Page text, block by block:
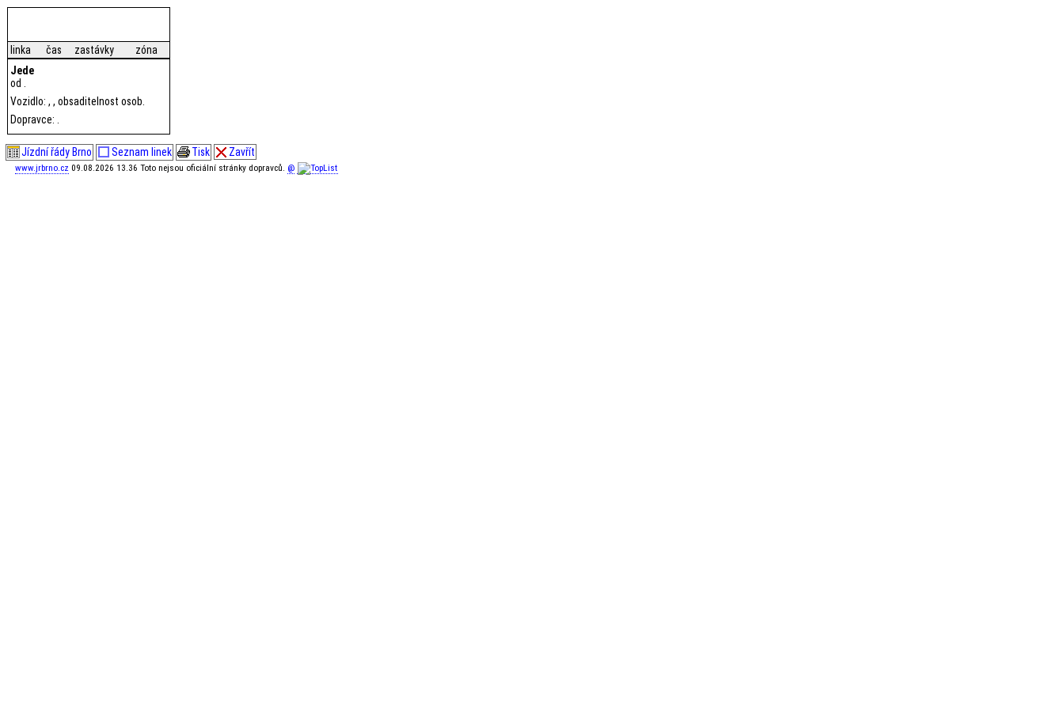
linka čas zastávky
zóna
Jede
od .
Vozidlo: , , obsaditelnost osob.
Dopravce: .
Jízdní řády Brno Seznam linek Tisk Zavřít
www.jrbrno.cz 09.08.2026 13.36 Toto nejsou oficiální stránky dopravců. @